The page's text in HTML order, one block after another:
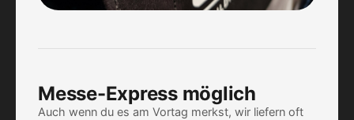
Messe-Express möglich
Auch wenn du es am Vortag merkst, wir liefern oft